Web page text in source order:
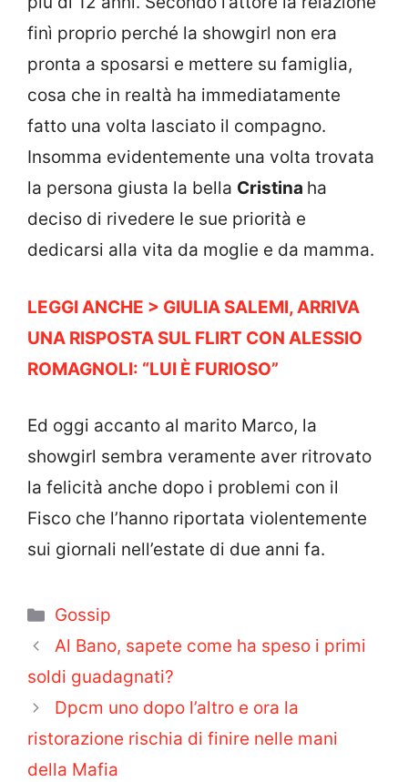
finì proprio perché la showgirl non era
pronta a sposarsi e mettere su famiglia,
cosa che in realtà ha immediatamente
fatto una volta lasciato il compagno.
Insomma evidentemente una volta trovata
la persona giusta la bella Cristina ha
deciso di rivedere le sue priorità e
dedicarsi alla vita da moglie e da mamma.
LEGGI ANCHE > GIULIA SALEMI, ARRIVA
UNA RISPOSTA SUL FLIRT CON ALESSIO
ROMAGNOLI: “LUI È FURIOSO”
Ed oggi accanto al marito Marco, la
showgirl sembra veramente aver ritrovato
la felicità anche dopo i problemi con il
Fisco che l’hanno riportata violentemente
sui giornali nell’estate di due anni fa.
Categorie
Gossip
Al Bano, sapete come ha speso i primi
soldi guadagnati?
Dpcm uno dopo l’altro e ora la
ristorazione rischia di finire nelle mani
della Mafia